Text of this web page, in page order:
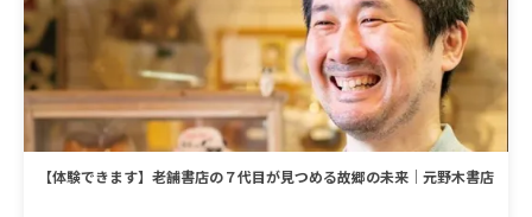
【体験できます】老舗書店の７代目が見つめる故郷の未来｜元野木書店